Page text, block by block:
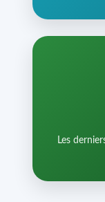
Les